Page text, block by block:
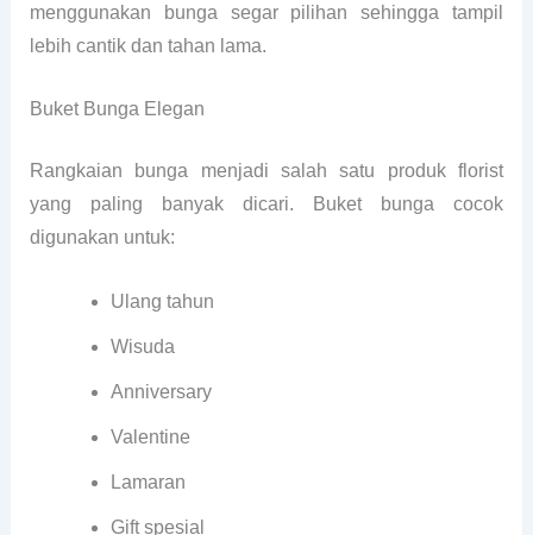
menggunakan bunga segar pilihan sehingga tampil
lebih cantik dan tahan lama.
Buket Bunga Elegan
Rangkaian bunga menjadi salah satu produk florist
yang paling banyak dicari. Buket bunga cocok
digunakan untuk:
Ulang tahun
Wisuda
Anniversary
Valentine
Lamaran
Gift spesial